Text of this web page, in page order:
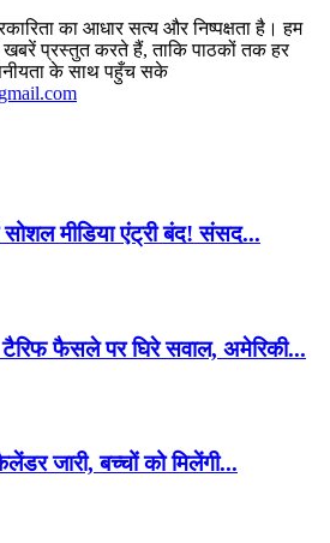
का आधार सत्य और निष्पक्षता है। हम
खबरें प्रस्तुत करते हैं, ताकि पाठकों तक हर
के साथ पहुँच सके
मीडिया एंट्री बंद! संसद...
फैसले पर घिरे सवाल, अमेरिकी...
जारी, बच्चों को मिलेंगी...